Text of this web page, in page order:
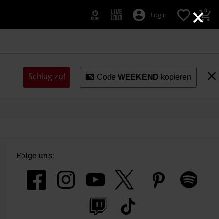
×
Login 0
Schlag zu! CodeWEEKEND kopieren
Folge uns: